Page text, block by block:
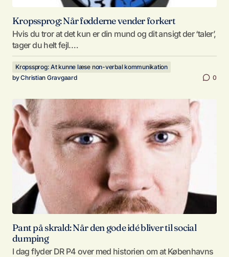
Kropssprog: Når fødderne vender forkert
Hvis du tror at det kun er din mund og dit ansigt der ‘taler’,
tager du helt fejl.…
Kropssprog: At kunne læse non-verbal kommunikation
byChristian Gravgaard 0
Pant på skrald: Når den gode idé bliver til social
dumping
I dag flyder DR P4 over med historien om at Københavns